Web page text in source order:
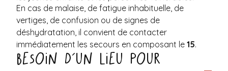
En cas de malaise, de fatigue inhabituelle, de
vertiges, de confusion ou de signes de
déshydratation, il convient de contacter
immédiatement les secours en composant le 15.
Besoin d’un lieu pour